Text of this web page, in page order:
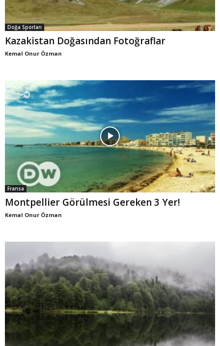
Doğa Sporları
Kazakistan Doğasından Fotoğraflar
Kemal Onur Özman
Fransa
Montpellier Görülmesi Gereken 3 Yer!
Kemal Onur Özman